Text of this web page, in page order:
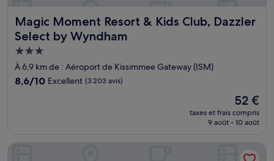
Magic Moment Resort & Kids Club, Dazzler
Select by Wyndham
Magic Moment Resort & Kids Club, Dazzler Select by
Hébergement
3.0 étoiles
À 6,9 km de : Aéroport de Kissimmee Gateway (ISM)
8.6
8,6/10 Excellent (3 203 avis)
Le
nouveau
prix
52 €
52 €
taxes et frais compris
9 août - 10 août
Quality Inn & Suites Heritage Park